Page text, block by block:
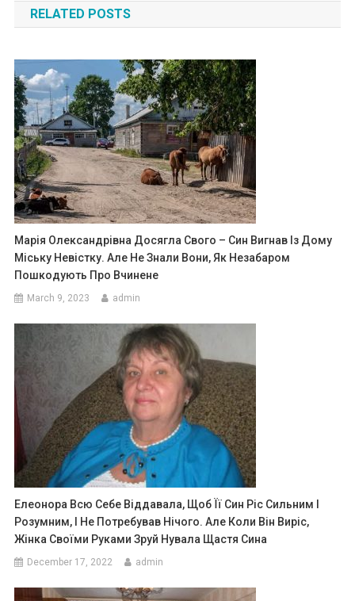
RELATED POSTS
Марія Олександрівна Досягла Свого – Син Вигнав Із Дому
Міську Невістку. Але Не Знали Вони, Як Незабаром
Пошкодують Про Вчинене
March 9, 2023 admin
Елеонора Всю Себе Віддавала, Щоб Її Син Ріс Сильним І
Розумним, І Не Потребував Нічого. Але Коли Він Виріс,
Жінка Своїми Руками Зруй Нувала Щастя Сина
December 17, 2022 admin